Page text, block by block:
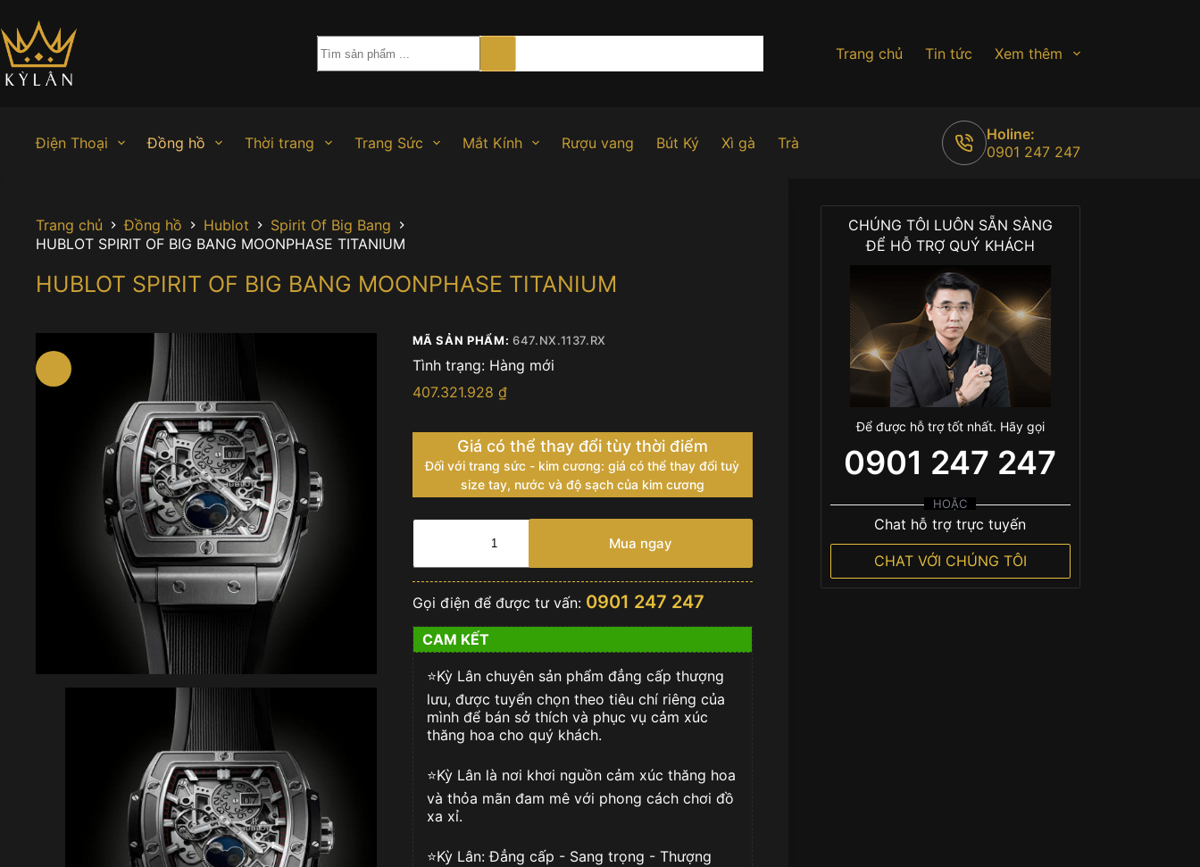
đến
phần
nội
dung
Trang chủ Tin tức Xem thêm
Điện Thoại Đồng hồ Thời trang Trang Sức Mắt Kính Rượu vang Bút Ký Xì gà Trà
Holine:
0901 247 247
Trang chủ Đồng hồ Hublot
Spirit Of Big Bang
HUBLOT SPIRIT OF BIG BANG MOONPHASE TITANIUM
HUBLOT SPIRIT OF BIG BANG MOONPHASE TITANIUM
MÃ SẢN PHẨM: 647.NX.1137.RX
Tình trạng: Hàng mới
407.321.928 ₫
Giá có thể thay đổi tùy thời điểm
Đối với trang sức - kim cương: giá có thể thay đổi tuỳ
size tay, nước và độ sạch của kim cương
HUBLOT
BIG
BANG
MOONPHASE
TITANIUM
số
Mua ngay
Gọi điện để được tư vấn: 0901 247 247
CAM KẾT
⭐️Kỳ Lân chuyên sản phẩm đẳng cấp thượng
lưu, được tuyển chọn theo tiêu chí riêng của
mình để bán sở thích và phục vụ cảm xúc
thăng hoa cho quý khách.
⭐️Kỳ Lân là nơi khơi nguồn cảm xúc thăng hoa
và thỏa mãn đam mê với phong cách chơi đồ
xa xỉ.
⭐️Kỳ Lân: Đẳng cấp - Sang trọng - Thượng
CHÚNG TÔI LUÔN SẴN SÀNG
ĐỂ HỖ TRỢ QUÝ KHÁCH
Để được hỗ trợ tốt nhất. Hãy gọi
0901 247 247
HOẶC
Chat hỗ trợ trực tuyến
CHAT VỚI CHÚNG TÔI